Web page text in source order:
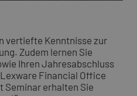
vertiefte Kenntnisse zur
Zudem lernen Sie
Ihren Jahresabschluss
Financial Office
Seminar erhalten Sie